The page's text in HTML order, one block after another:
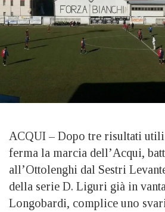
ACQUI – Dopo tre risultati
ferma la marcia dell’Acqui,
all’Ottolenghi dal Sestri
della serie D. Liguri già in
Longobardi, complice uno